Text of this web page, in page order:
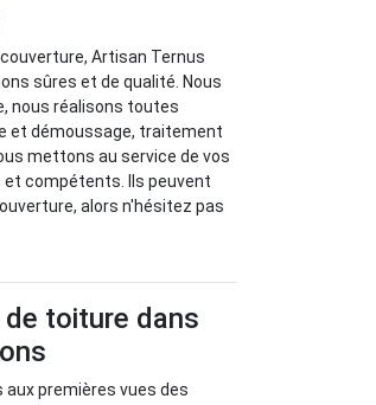
Artisan Ternus
sûres et de qualité. Nous
nous réalisons toutes
et démoussage, traitement
mettons au service de vos
compétents. Ils peuvent
alors n'hésitez pas
toiture dans
premières vues des